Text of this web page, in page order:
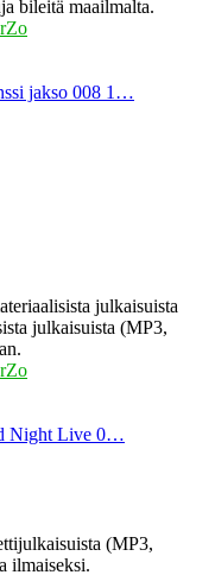
bileitä maailmalta.
jakso 008 1…
julkaisuista
julkaisuista (MP3,
Night Live 0…
(MP3,
ilmaiseksi.